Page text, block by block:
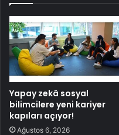
Yapay zekâ sosyal
bilimcilere yeni kariyer
kapıları açıyor!
Ağustos 6, 2026